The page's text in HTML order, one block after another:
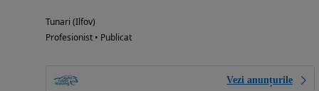
Tunari (Ilfov)
Profesionist • Publicat
Vezi anunțurile